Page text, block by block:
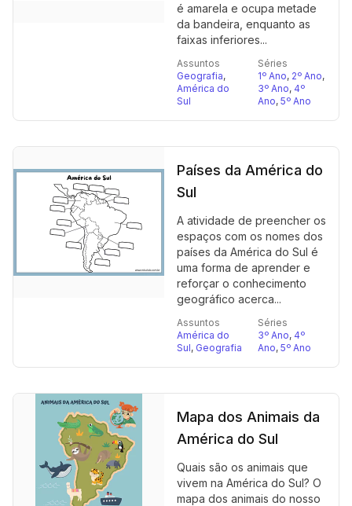
é amarela e ocupa metade
da bandeira, enquanto as
faixas inferiores...
Assuntos
Geografia,
América do
Sul
Séries
1º Ano, 2º Ano,
3º Ano, 4º
Ano, 5º Ano
Países da América do
Sul
A atividade de preencher os
espaços com os nomes dos
países da América do Sul é
uma forma de aprender e
reforçar o conhecimento
geográfico acerca...
Assuntos
América do
Sul, Geografia
Séries
3º Ano, 4º
Ano, 5º Ano
Mapa dos Animais da
América do Sul
Quais são os animais que
vivem na América do Sul? O
mapa dos animais do nosso